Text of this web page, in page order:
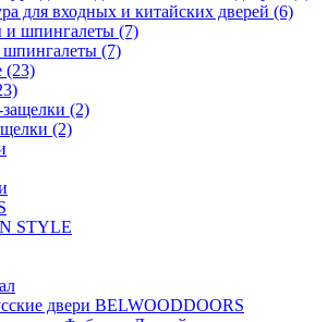
для входных и китайских дверей (6)
(7)
(2)
STYLE
двери BELWOODDOORS